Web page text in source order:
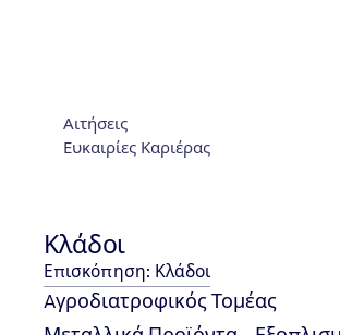
Αιτήσεις
Ευκαιρίες Καριέρας
Κλάδοι
Επισκόπηση: Κλάδοι
Aγροδιατροφικός Τομέας
Η TÜV NORD Hellas
Academy με δωρεάν
κλάδο των